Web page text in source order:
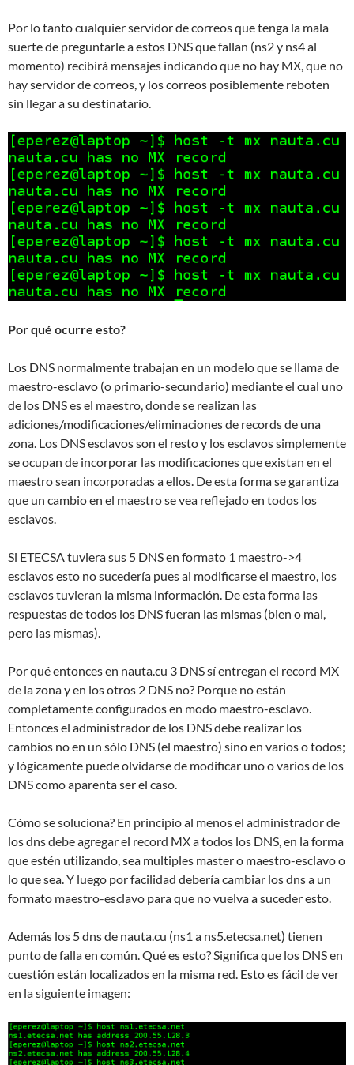
Por lo tanto cualquier servidor de correos que tenga la mala
suerte de preguntarle a estos DNS que fallan (ns2 y ns4 al
momento) recibirá mensajes indicando que no hay MX, que no
hay servidor de correos, y los correos posiblemente reboten
sin llegar a su destinatario.
Por qué ocurre esto?
Los DNS normalmente trabajan en un modelo que se llama de
maestro-esclavo (o primario-secundario) mediante el cual uno
de los DNS es el maestro, donde se realizan las
adiciones/modificaciones/eliminaciones de records de una
zona. Los DNS esclavos son el resto y los esclavos simplemente
se ocupan de incorporar las modificaciones que existan en el
maestro sean incorporadas a ellos. De esta forma se garantiza
que un cambio en el maestro se vea reflejado en todos los
esclavos.
Si ETECSA tuviera sus 5 DNS en formato 1 maestro->4
esclavos esto no sucedería pues al modificarse el maestro, los
esclavos tuvieran la misma información. De esta forma las
respuestas de todos los DNS fueran las mismas (bien o mal,
pero las mismas).
Por qué entonces en nauta.cu 3 DNS sí entregan el record MX
de la zona y en los otros 2 DNS no? Porque no están
completamente configurados en modo maestro-esclavo.
Entonces el administrador de los DNS debe realizar los
cambios no en un sólo DNS (el maestro) sino en varios o todos;
y lógicamente puede olvidarse de modificar uno o varios de los
DNS como aparenta ser el caso.
Cómo se soluciona? En principio al menos el administrador de
los dns debe agregar el record MX a todos los DNS, en la forma
que estén utilizando, sea multiples master o maestro-esclavo o
lo que sea. Y luego por facilidad debería cambiar los dns a un
formato maestro-esclavo para que no vuelva a suceder esto.
Además los 5 dns de nauta.cu (ns1 a ns5.etecsa.net) tienen
punto de falla en común. Qué es esto? Significa que los DNS en
cuestión están localizados en la misma red. Esto es fácil de ver
en la siguiente imagen: